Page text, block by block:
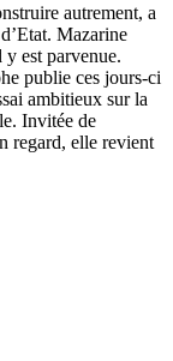
autrement, a
Mazarine
est parvenue.
publie ces jours-ci
ambitieux sur la
Invitée de
regard, elle revient